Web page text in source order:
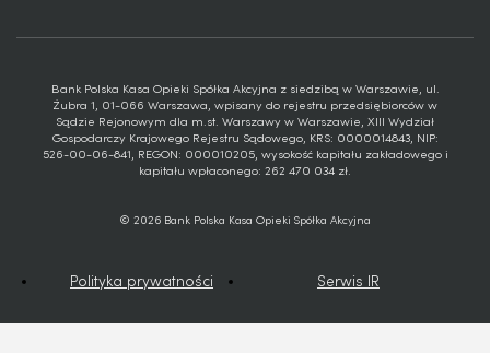
Bank Polska Kasa Opieki Spółka Akcyjna z siedzibą w Warszawie, ul.
Żubra 1, 01-066 Warszawa, wpisany do rejestru przedsiębiorców w
Sądzie Rejonowym dla m.st. Warszawy w Warszawie, XIII Wydział
Gospodarczy Krajowego Rejestru Sądowego, KRS: 0000014843, NIP:
526-00-06-841, REGON: 000010205, wysokość kapitału zakładowego i
kapitału wpłaconego: 262 470 034 zł.
© 2026 Bank Polska Kasa Opieki Spółka Akcyjna
Polityka prywatności Serwis IR